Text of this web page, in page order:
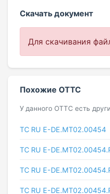
Скачать документ
Для скачивания
Похожие ОТТС
У данного ОТТС есть
ТС RU Е-DE.МТ02.00454
ТС RU Е-
ТС RU Е-
ТС RU Е-